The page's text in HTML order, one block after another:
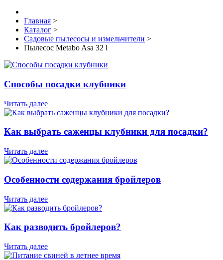
Главная >
Каталог >
Садовые пылесосы и измельчители >
Пылесос Metabo Asa 32 l
Способы посадки клубники
Читать далее
Как выбрать саженцы клубники для посадки?
Читать далее
Особенности содержания бройлеров
Читать далее
Как разводить бройлеров?
Читать далее